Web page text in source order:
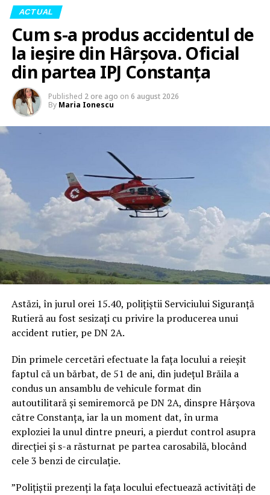
ACTUAL
Cum s-a produs accidentul de
la ieșire din Hârșova. Oficial
din partea IPJ Constanța
Published 2 ore ago on 6 august 2026
By Maria Ionescu
Astăzi, în jurul orei 15.40, polițiștii Serviciului Siguranță
Rutieră au fost sesizați cu privire la producerea unui
accident rutier, pe DN 2A.
Din primele cercetări efectuate la fața locului a reieșit
faptul că un bărbat, de 51 de ani, din județul Brăila a
condus un ansamblu de vehicule format din
autoutilitară și semiremorcă pe DN 2A, dinspre Hârșova
către Constanța, iar la un moment dat, în urma
exploziei la unul dintre pneuri, a pierdut control asupra
direcției și s-a răsturnat pe partea carosabilă, blocând
cele 3 benzi de circulație.
”Polițiștii prezenți la fața locului efectuează activități de